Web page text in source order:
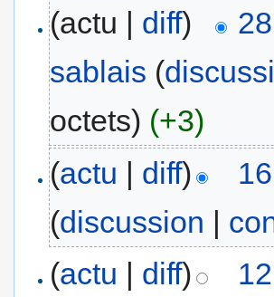
(actu | diff)
sablais (
octets) (+3)
(actu | diff)
(discussion |
(actu | diff)